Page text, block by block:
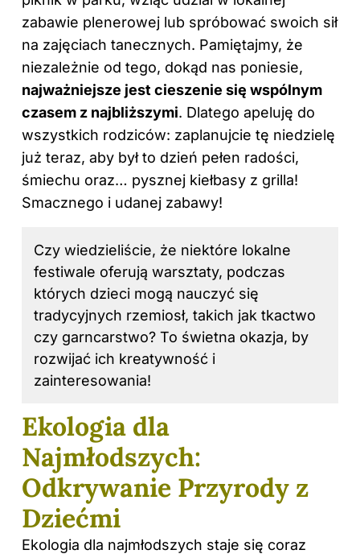
zabawie plenerowej lub spróbować swoich sił
na zajęciach tanecznych. Pamiętajmy, że
niezależnie od tego, dokąd nas poniesie,
najważniejsze jest cieszenie się wspólnym
czasem z najbliższymi. Dlatego apeluję do
wszystkich rodziców: zaplanujcie tę niedzielę
już teraz, aby był to dzień pełen radości,
śmiechu oraz… pysznej kiełbasy z grilla!
Smacznego i udanej zabawy!
Czy wiedzieliście, że niektóre lokalne
festiwale oferują warsztaty, podczas
których dzieci mogą nauczyć się
tradycyjnych rzemiosł, takich jak tkactwo
czy garncarstwo? To świetna okazja, by
rozwijać ich kreatywność i
zainteresowania!
Ekologia dla
Najmłodszych:
Odkrywanie Przyrody z
Dziećmi
Ekologia dla najmłodszych staje się coraz